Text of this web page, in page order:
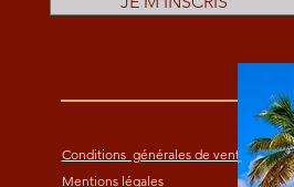
Conditions générales de vente
Mentions légales